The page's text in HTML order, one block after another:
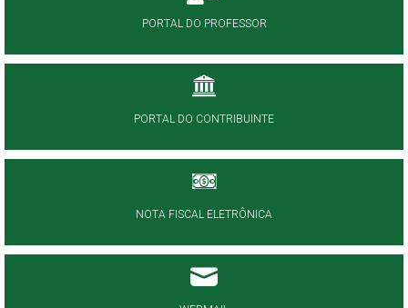
PORTAL DO PROFESSOR
PORTAL DO CONTRIBUINTE
NOTA FISCAL ELETRÔNICA